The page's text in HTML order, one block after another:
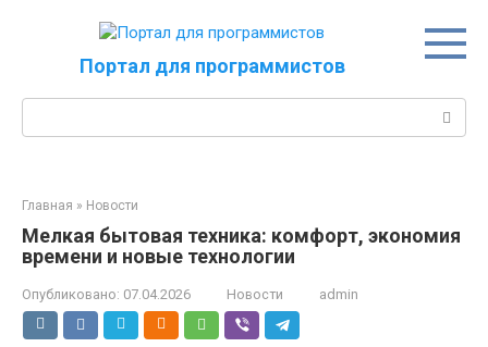
Портал для программистов
Главная » Новости
Мелкая бытовая техника: комфорт, экономия
времени и новые технологии
Опубликовано: 07.04.2026 Новости admin